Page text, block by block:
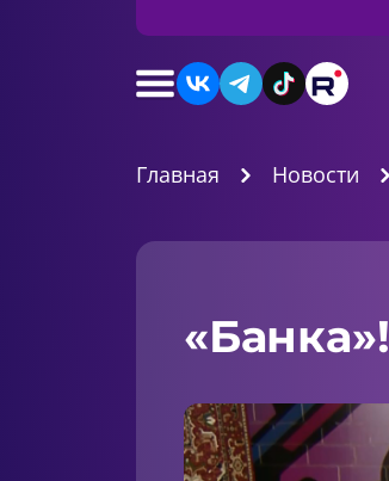
Главная Новости
«Банка»!